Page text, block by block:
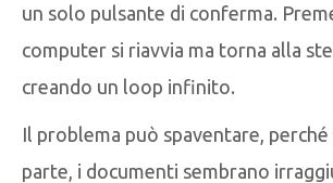
un solo pulsante di conferma.
computer si riavvia ma torna alla
creando un loop infinito.
Il problema può spaventare,
parte, i documenti sembrano